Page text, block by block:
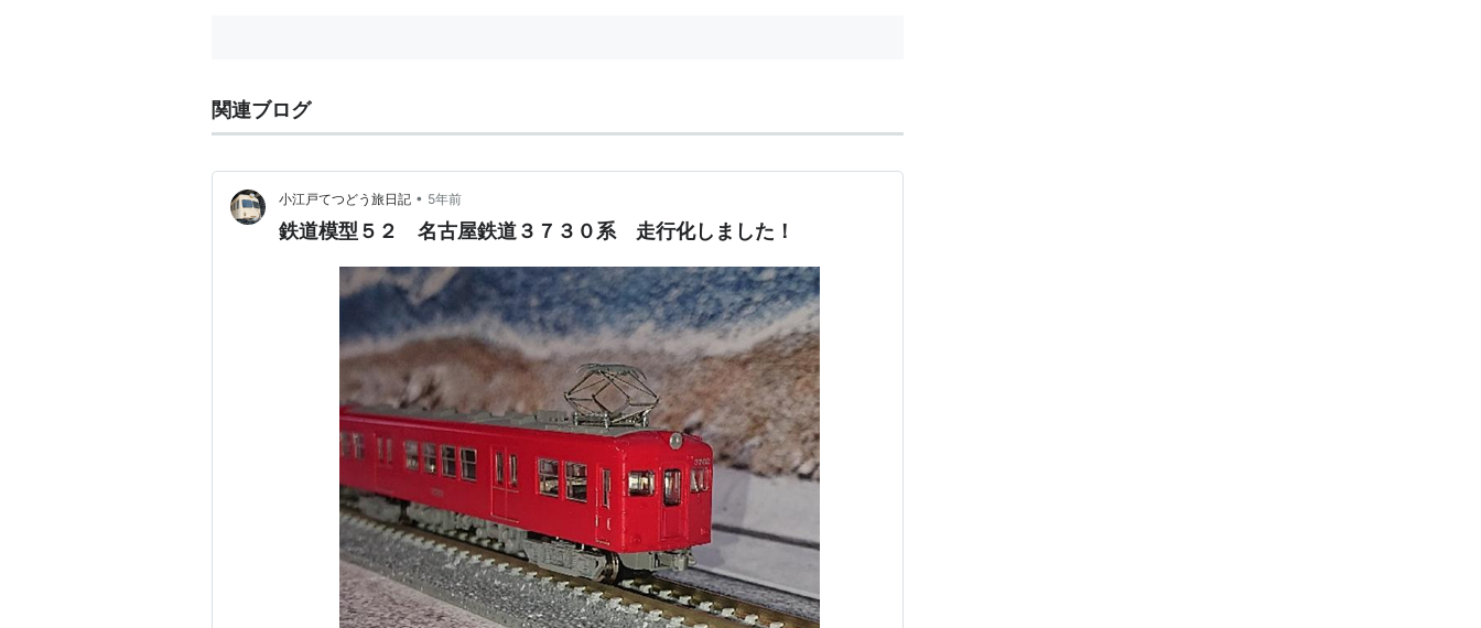
関連ブログ
小江戸てつどう旅日記 • 5年前
鉄道模型５２ 名古屋鉄道３７３０系 走行化しました！